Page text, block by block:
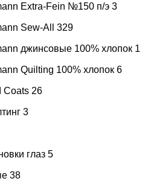
Extra-Fein №150 п/э 3
Sew-All 329
джинсовые 100% хлопок 1
Quilting 100% хлопок 6
Coats 26
3
глаз 5
38